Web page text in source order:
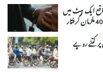
ایک ہٹ میں
کتنے روپے